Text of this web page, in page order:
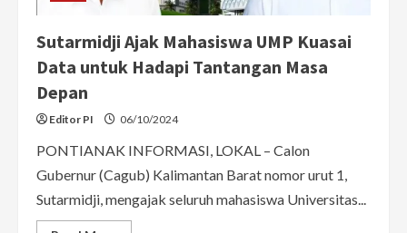
Sutarmidji Ajak Mahasiswa UMP Kuasai
Data untuk Hadapi Tantangan Masa
Depan
Editor PI 06/10/2024
PONTIANAK INFORMASI, LOKAL – Calon
Gubernur (Cagub) Kalimantan Barat nomor urut 1,
Sutarmidji, mengajak seluruh mahasiswa Universitas...